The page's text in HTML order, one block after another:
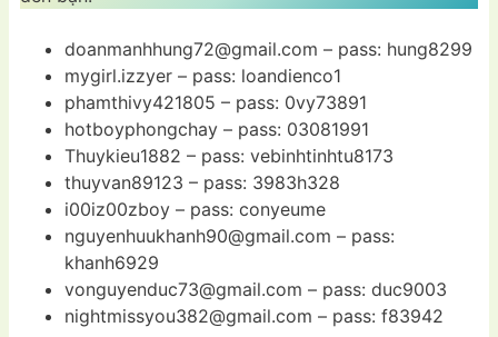
doanmanhhung72@gmail.com – pass: hung8299
mygirl.izzyer – pass: loandienco1
phamthivy421805 – pass: 0vy73891
hotboyphongchay – pass: 03081991
Thuykieu1882 – pass: vebinhtinhtu8173
thuyvan89123 – pass: 3983h328
i00iz00zboy – pass: conyeume
nguyenhuukhanh90@gmail.com – pass:
khanh6929
vonguyenduc73@gmail.com – pass: duc9003
nightmissyou382@gmail.com – pass: f83942